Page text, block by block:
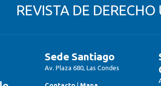
REVISTA DE DERECHO
Sede Santiago
Av. Plaza 680, Las Condes